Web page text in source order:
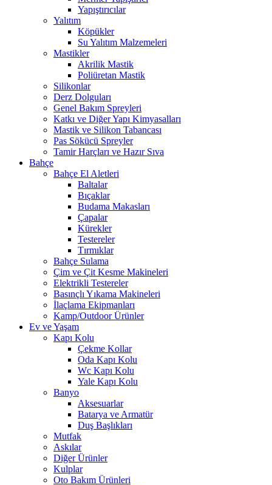
Yapıştırıcılar
Yalıtım
Köpükler
Su Yalıtım Malzemeleri
Mastikler
Akrilik Mastik
Poliüretan Mastik
Silikonlar
Derz Dolguları
Genel Bakım Spreyleri
Katkı ve Diğer Yapı Kimyasalları
Mastik ve Silikon Tabancası
Pas Sökücü Spreyler
Tamir Harçları ve Hazır Sıva
Bahçe
Bahçe El Aletleri
Baltalar
Bıçaklar
Budama Makasları
Çapalar
Kürekler
Testereler
Tırmıklar
Bahçe Sulama
Çim ve Çit Kesme Makineleri
Elektrikli Testereler
Basınçlı Yıkama Makineleri
İlaçlama Ekipmanları
Kamp/Outdoor Ürünler
Ev ve Yaşam
Kapı Kolu
Çekme Kollar
Oda Kapı Kolu
Wc Kapı Kolu
Yale Kapı Kolu
Banyo
Aksesuarlar
Batarya ve Armatür
Duş Başlıkları
Mutfak
Askılar
Diğer Ürünler
Kulplar
Oto Bakım Ürünleri